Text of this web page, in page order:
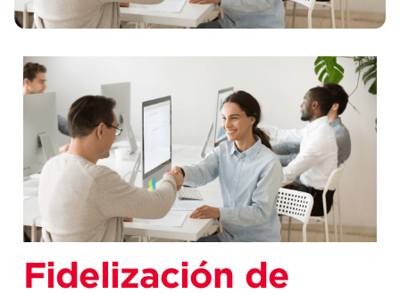
Fidelización de